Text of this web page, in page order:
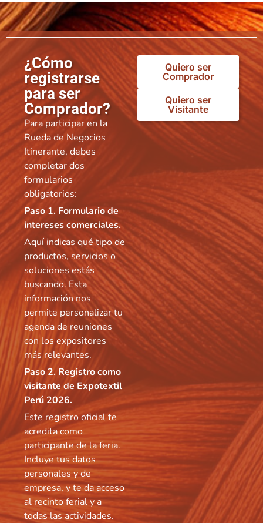
¿Cómo
registrarse
para ser
Comprador?
Para participar en la
Rueda de Negocios
Itinerante, debes
completar dos
formularios
obligatorios:
Paso 1. Formulario de
intereses comerciales.
Aquí indicas qué tipo de
productos, servicios o
soluciones estás
buscando. Esta
información nos
permite personalizar tu
agenda de reuniones
con los expositores
más relevantes.
Paso 2. Registro como
visitante de Expotextil
Perú 2026.
Este registro oficial te
acredita como
participante de la feria.
Incluye tus datos
personales y de
empresa, y te da acceso
al recinto ferial y a
todas las actividades.
Quiero ser
Comprador
Quiero ser
Visitante